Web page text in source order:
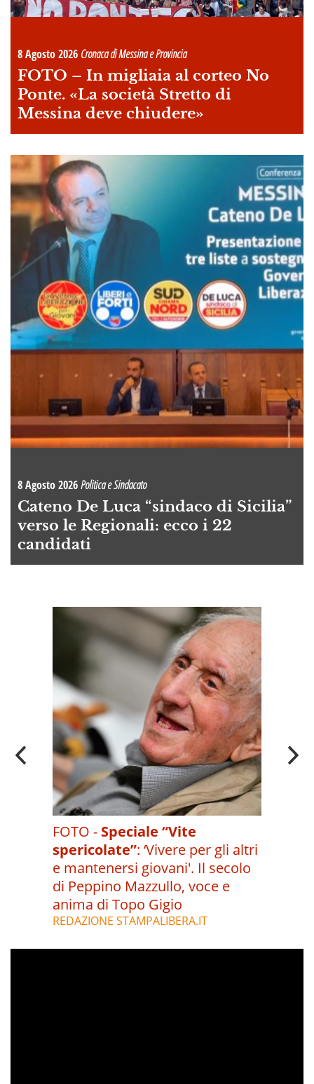
8 Agosto 2026 Cronaca di Messina e Provincia
FOTO – In migliaia al corteo No
Ponte. «La società Stretto di
Messina deve chiudere»
8 Agosto 2026Politica e Sindacato
Cateno De Luca “sindaco di Sicilia”
verso le Regionali: ecco i 22
candidati
FOTO - Speciale “Vite
spericolate”: ‘Vivere per gli altri
e mantenersi giovani'. Il secolo
di Peppino Mazzullo, voce e
anima di Topo Gigio
REDAZIONE STAMPALIBERA.IT